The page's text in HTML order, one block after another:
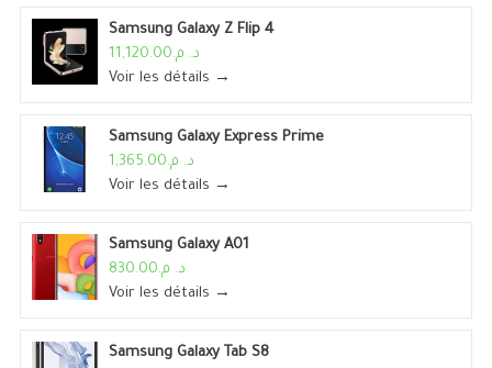
Samsung Galaxy Z Flip 4
د. م.11,120.00
Voir les détails →
Samsung Galaxy Express Prime
د. م.1,365.00
Voir les détails →
Samsung Galaxy A01
د. م.830.00
Voir les détails →
Samsung Galaxy Tab S8